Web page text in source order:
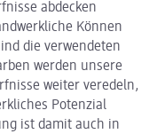
abdecken
Können
die verwendeten
werden unsere
weiter veredeln,
Potenzial
ist damit auch in